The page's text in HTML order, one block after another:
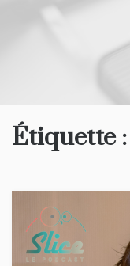
Étiquette :